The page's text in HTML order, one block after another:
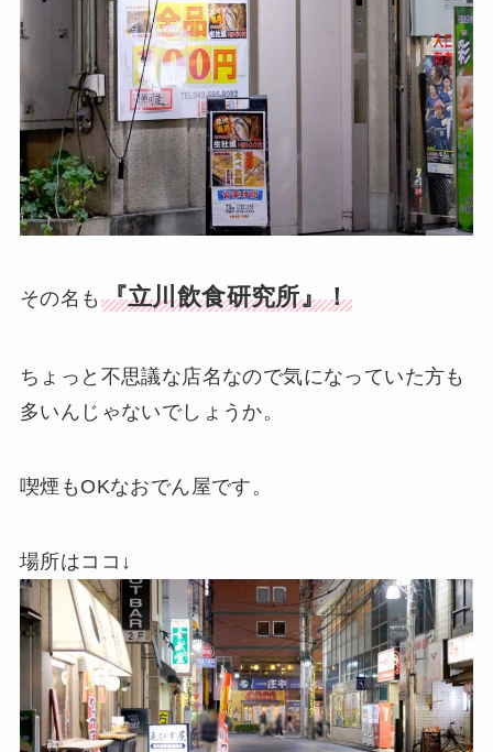
その名も 『立川飲食研究所』！
ちょっと不思議な店名なので気になっていた方も
多いんじゃないでしょうか。
喫煙もOKなおでん屋です。
場所はココ↓